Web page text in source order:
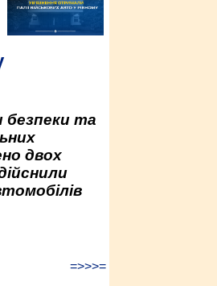
безпеки та
двох
=>>>=